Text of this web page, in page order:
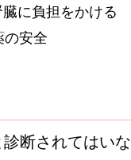
に負担をかける
の安全
断されてはい